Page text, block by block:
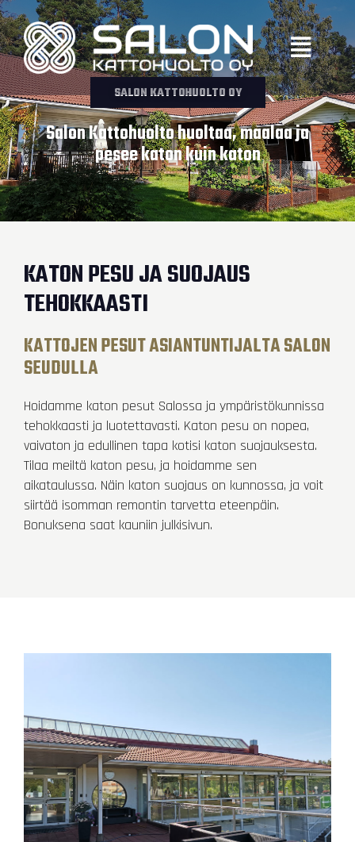
Siirry
sisältöön
Menu
SALON KATTOHUOLTO OY
Salon Kattohuolto huoltaa, maalaa ja
pesee katon kuin katon
KATON PESU JA SUOJAUS
TEHOKKAASTI
KATTOJEN PESUT ASIANTUNTIJALTA SALON
SEUDULLA
Hoidamme katon pesut Salossa ja ympäristökunnissa
tehokkaasti ja luotettavasti. Katon pesu on nopea,
vaivaton ja edullinen tapa kotisi katon suojauksesta.
Tilaa meiltä katon pesu, ja hoidamme sen
aikataulussa. Näin katon suojaus on kunnossa, ja voit
siirtää isomman remontin tarvetta eteenpäin.
Bonuksena saat kauniin julkisivun.